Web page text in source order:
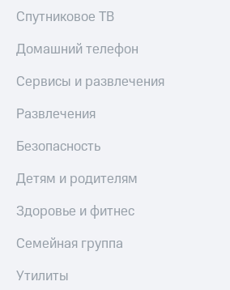
за границей
магазин
Смартфоны
Наушники
и
колонки
Умные
и
дом
Спутниковое ТВ
Домашний телефон
Сервисы и развлечения
Развлечения
Безопасность
Детям и родителям
Здоровье и фитнес
Семейная группа
Утилиты